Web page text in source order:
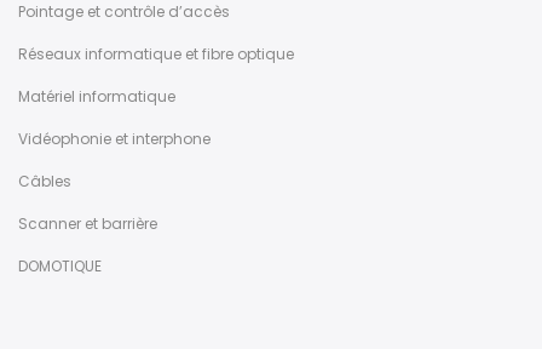
Pointage et contrôle d’accès
Réseaux informatique et fibre optique
Matériel informatique
Vidéophonie et interphone
Câbles
Scanner et barrière
DOMOTIQUE